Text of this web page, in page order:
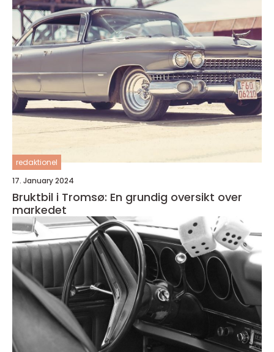
redaktionel
17. January 2024
Bruktbil i Tromsø: En grundig oversikt over
markedet